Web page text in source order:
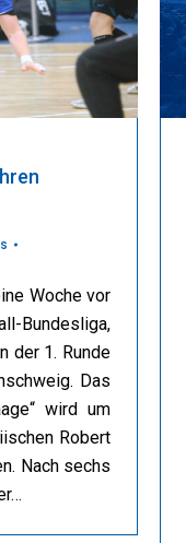
Woche vor
Bundesliga,
der 1. Runde
Das
wird um
Robert
Nach sechs